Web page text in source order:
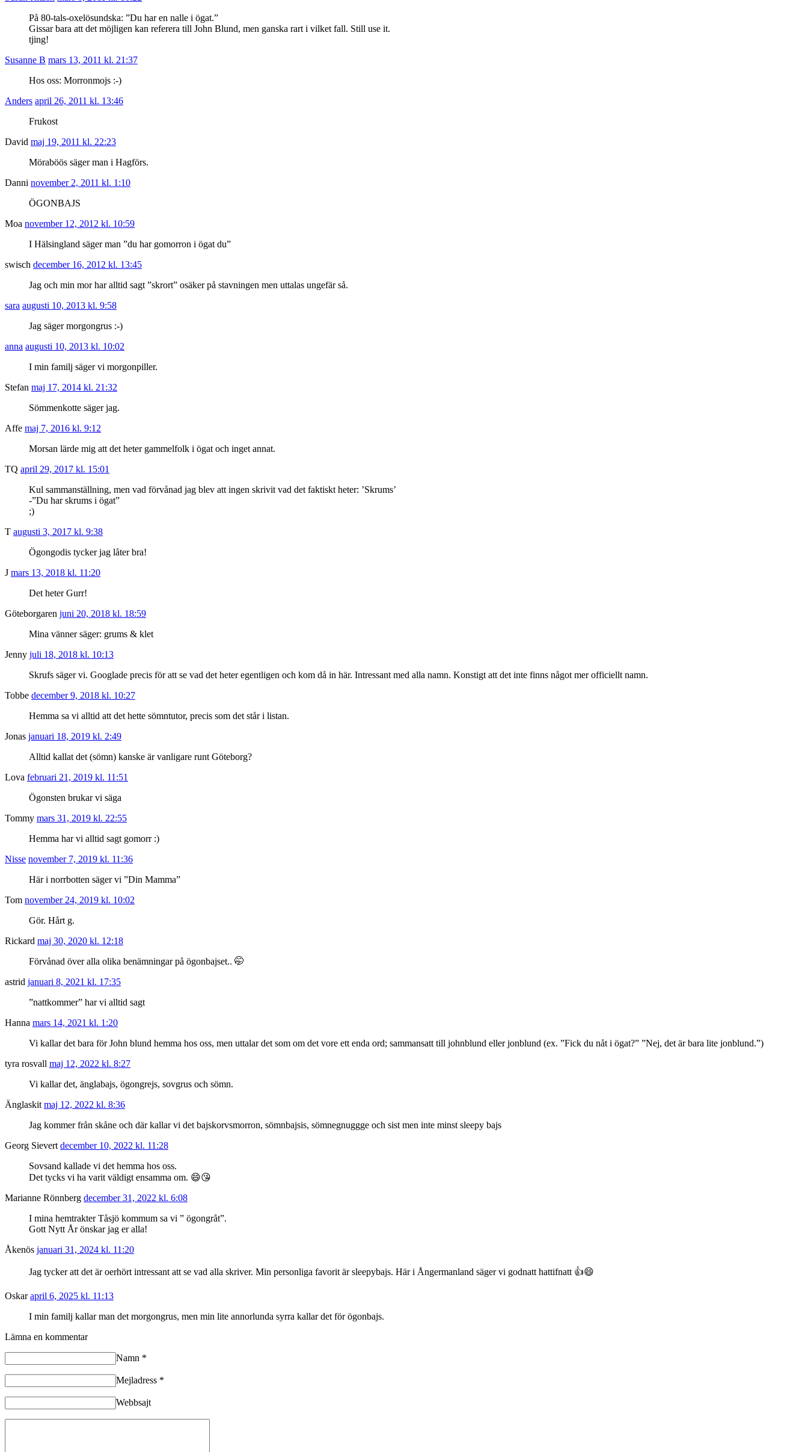
På 80-tals-oxelösundska: ”Du har en nalle i ögat.”
Gissar bara att det möjligen kan referera till John Blund, men ganska rart i vilket fall. Still use it.
tjing!
Susanne B mars 13, 2011 kl. 21:37
Hos oss: Morronmojs :-)
Anders april 26, 2011 kl. 13:46
Frukost
David maj 19, 2011 kl. 22:23
Möraböös säger man i Hagförs.
Danni november 2, 2011 kl. 1:10
ÖGONBAJS
Moa november 12, 2012 kl. 10:59
I Hälsingland säger man ”du har gomorron i ögat du”
swisch december 16, 2012 kl. 13:45
Jag och min mor har alltid sagt ”skrort” osäker på stavningen men uttalas ungefär så.
sara augusti 10, 2013 kl. 9:58
Jag säger morgongrus :-)
anna augusti 10, 2013 kl. 10:02
I min familj säger vi morgonpiller.
Stefan maj 17, 2014 kl. 21:32
Sömmenkotte säger jag.
Affe maj 7, 2016 kl. 9:12
Morsan lärde mig att det heter gammelfolk i ögat och inget annat.
TQ april 29, 2017 kl. 15:01
Kul sammanställning, men vad förvånad jag blev att ingen skrivit vad det faktiskt heter: ’Skrums’
-”Du har skrums i ögat”
;)
T augusti 3, 2017 kl. 9:38
Ögongodis tycker jag låter bra!
J mars 13, 2018 kl. 11:20
Det heter Gurr!
Göteborgaren juni 20, 2018 kl. 18:59
Mina vänner säger: grums & klet
Jenny juli 18, 2018 kl. 10:13
Skrufs säger vi. Googlade precis för att se vad det heter egentligen och kom då in här. Intressant med alla namn. Konstigt att det inte finns något mer officiellt namn.
Tobbe december 9, 2018 kl. 10:27
Hemma sa vi alltid att det hette sömntutor, precis som det står i listan.
Jonas januari 18, 2019 kl. 2:49
Alltid kallat det (sömn) kanske är vanligare runt Göteborg?
Lova februari 21, 2019 kl. 11:51
Ögonsten brukar vi säga
Tommy mars 31, 2019 kl. 22:55
Hemma har vi alltid sagt gomorr :)
Nisse november 7, 2019 kl. 11:36
Här i norrbotten säger vi ”Din Mamma”
Tom november 24, 2019 kl. 10:02
Gör. Hårt g.
Rickard maj 30, 2020 kl. 12:18
Förvånad över alla olika benämningar på ögonbajset.. 🤭
astrid januari 8, 2021 kl. 17:35
”nattkommer” har vi alltid sagt
Hanna mars 14, 2021 kl. 1:20
Vi kallar det bara för John blund hemma hos oss, men uttalar det som om det vore ett enda ord; sammansatt till johnblund eller jonblund (ex. ”Fick du nåt i ögat?” ”Nej, det är bara lite jonblund.”)
tyra rosvall maj 12, 2022 kl. 8:27
Vi kallar det, änglabajs, ögongrejs, sovgrus och sömn.
Änglaskit maj 12, 2022 kl. 8:36
Jag kommer från skåne och där kallar vi det bajskorvsmorron, sömnbajsis, sömnegnuggge och sist men inte minst sleepy bajs
Georg Sievert december 10, 2022 kl. 11:28
Sovsand kallade vi det hemma hos oss.
Det tycks vi ha varit väldigt ensamma om. 😄😘
Marianne Rönnberg december 31, 2022 kl. 6:08
I mina hemtrakter Tåsjö kommum sa vi ” ögongråt”.
Gott Nytt År önskar jag er alla!
Åkenös januari 31, 2024 kl. 11:20
Jag tycker att det är oerhört intressant att se vad alla skriver. Min personliga favorit är sleepybajs. Här i Ångermanland säger vi godnatt hattifnatt 👍😄
Oskar april 6, 2025 kl. 11:13
I min familj kallar man det morgongrus, men min lite annorlunda syrra kallar det för ögonbajs.
Lämna en kommentar
Namn *
Mejladress *
Webbsajt